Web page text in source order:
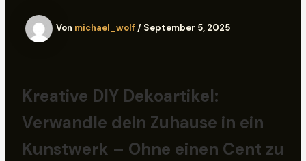
Von michael_wolf / September 5, 2025
Kreative DIY Dekoartikel:
Verwandle dein Zuhause in ein
Kunstwerk – Ohne einen Cent zu